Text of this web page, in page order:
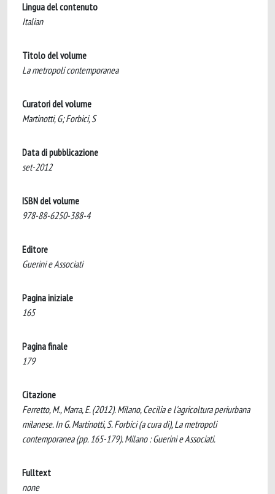
Lingua del contenuto
Italian
Titolo del volume
La metropoli contemporanea
Curatori del volume
Martinotti, G; Forbici, S
Data di pubblicazione
set-2012
ISBN del volume
978-88-6250-388-4
Editore
Guerini e Associati
Pagina iniziale
165
Pagina finale
179
Citazione
Ferretto, M., Marra, E. (2012). Milano, Cecilia e l'agricoltura periurbana
milanese. In G. Martinotti, S. Forbici (a cura di), La metropoli
contemporanea (pp. 165-179). Milano : Guerini e Associati.
Fulltext
none